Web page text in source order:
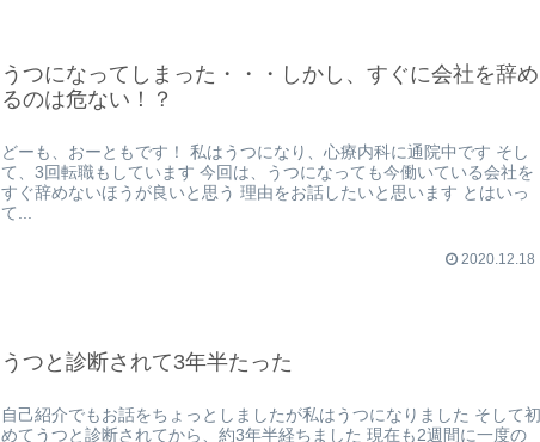
うつになってしまった・・・しかし、すぐに会社を辞め
るのは危ない！？
どーも、おーともです！ 私はうつになり、心療内科に通院中です そし
て、3回転職もしています 今回は、うつになっても今働いている会社を
すぐ辞めないほうが良いと思う 理由をお話したいと思います とはいっ
て...
2020.12.18
うつと診断されて3年半たった
自己紹介でもお話をちょっとしましたが私はうつになりました そして初
めてうつと診断されてから、約3年半経ちました 現在も2週間に一度の